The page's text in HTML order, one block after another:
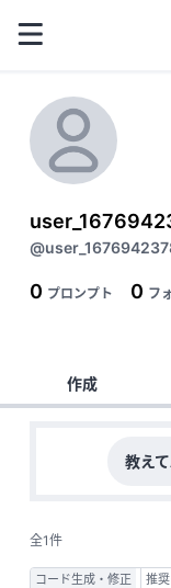
0 プロンプト 0 フ
作成
教え
全1件
コード生成・修正 推